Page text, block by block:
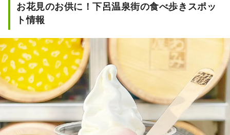
が始まりとされる。浄福寺の枝が地に
年、樹高１０ｍ、目通り周囲２．５
ｍ、昭和４７年（１９７２年）下呂市
指定天然記念物に指定され、美濃桜３
３選に選定されています。
お花見のお供に！下呂温泉街の食べ歩きスポッ
ト情報